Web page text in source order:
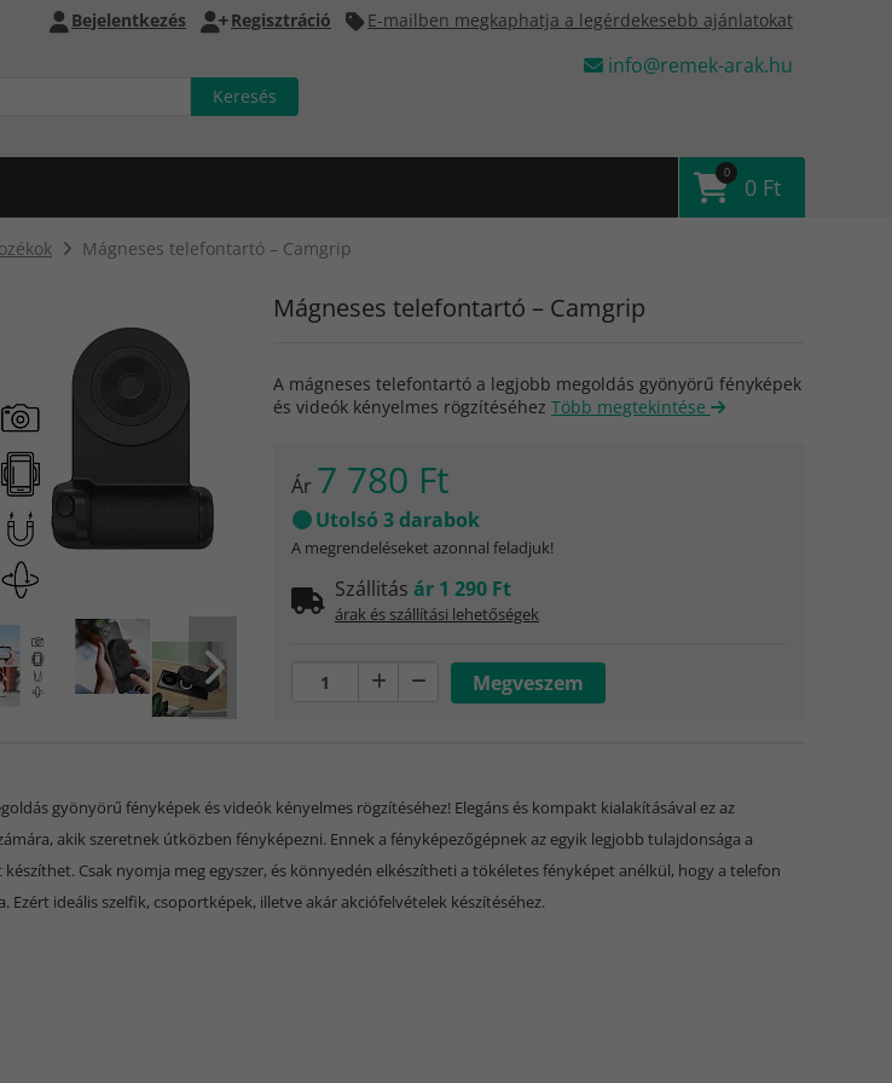
Bejelentkezés Regisztráció E-mailben megkaphatja a legérdekesebb ajánlatokat
info@remek-arak.hu
0
0 Ft
Mágneses telefontartó – Camgrip
Mágneses telefontartó – Camgrip
A mágneses telefontartó a legjobb megoldás gyönyörű fényképek
és videók kényelmes rögzítéséhez Több megtekintése
Ár 7 780 Ft
Utolsó 3 darabok
A megrendeléseket azonnal feladjuk!
Szállitás ár 1 290 Ft
árak és szállítási lehetőségek
gyönyörű fényképek és videók kényelmes rögzítéséhez! Elegáns és kompakt kialakításával ez az
akik szeretnek útközben fényképezni. Ennek a fényképezőgépnek az egyik legjobb tulajdonsága a
Csak nyomja meg egyszer, és könnyedén elkészítheti a tökéletes fényképet anélkül, hogy a telefon
Ezért ideális szelfik, csoportképek, illetve akár akciófelvételek készítéséhez.